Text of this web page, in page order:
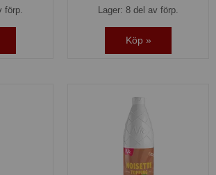
förp.
Lager: 8 del av förp.
Köp »